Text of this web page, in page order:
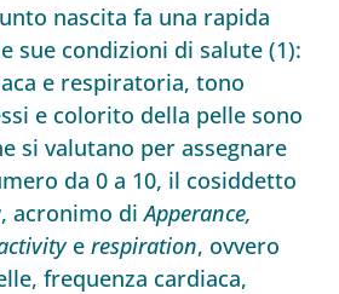
nascita fa una rapida
sue condizioni di salute (1):
e respiratoria, tono
e colorito della pelle sono
si valutano per assegnare
da 0 a 10, il cosiddetto
, acronimo diApperance,
e respiration, ovvero
frequenza cardiaca,